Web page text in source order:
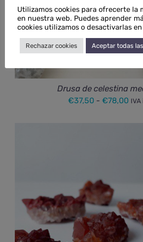
Drusa de celestina
€37,50 - €78,00 IVA
Utilizamos cookies para ofrecerte la
en nuestra web. Puedes aprender
cookies utilizamos o desactivarlas
Rechazar cookies Aceptar todas